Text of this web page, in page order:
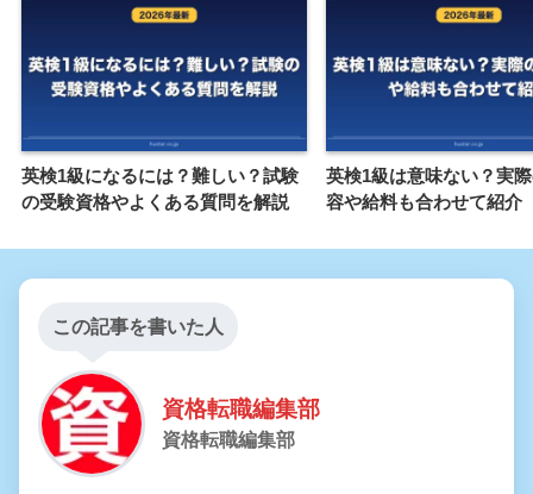
英検1級になるには？難しい？試験
の受験資格やよくある質問を解説
英検1級は意味ない？実
容や給料も合わせて紹介
この記事を書いた人
資格転職編集部
資格転職編集部